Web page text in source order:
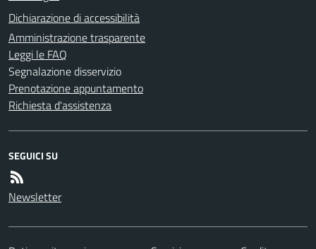
Dichiarazione di accessibilità
Amministrazione trasparente
Leggi le FAQ
Segnalazione disservizio
Prenotazione appuntamento
Richiesta d'assistenza
SEGUICI SU
Newsletter